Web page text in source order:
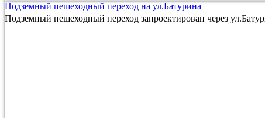
Подземный пешеходный переход на ул.Батурина
Подземный пешеходный переход запроектирован через